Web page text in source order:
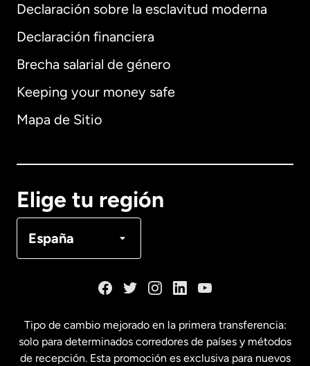
Declaración sobre la esclavitud moderna
Declaración financiera
Brecha salarial de género
Keeping your money safe
Mapa de Sitio
Elige tu región
España
Internacional English
Alemania
Français
Estados Unidos English
Tipo de cambio mejorado en la primera transferencia:
solo para determinados corredores de países y métodos
de recepción. Esta promoción es exclusiva para nuevos